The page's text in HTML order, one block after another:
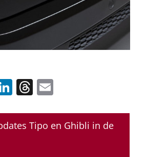
Li
k
e
T
re
a
ai
l
Tipo en Ghibli in de